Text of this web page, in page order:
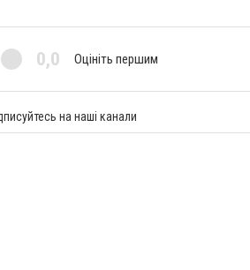
0,0 Оцініть першим
на наші канали